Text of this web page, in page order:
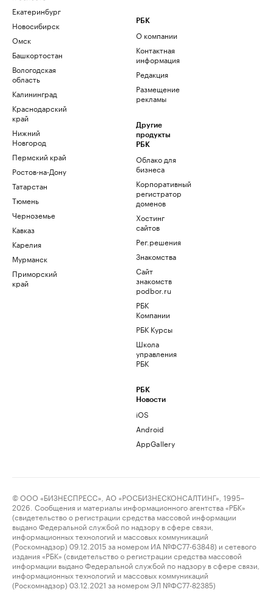
Екатеринбург
Новосибирск
Омск
Башкортостан
Вологодская
область
Калининград
Краснодарский
край
Нижний
Новгород
Пермский край
Ростов-на-Дону
Татарстан
Тюмень
Черноземье
Кавказ
Карелия
Мурманск
Приморский
край
РБК
О компании
Контактная
информация
Редакция
Размещение
рекламы
Другие
продукты
РБК
Облако для
бизнеса
Корпоративный
регистратор
доменов
Хостинг
сайтов
Рег.решения
Знакомства
Сайт
знакомств
podbor.ru
РБК
Компании
РБК Курсы
Школа
управления
РБК
РБК
Новости
iOS
Android
AppGallery
© ООО «БИЗНЕСПРЕСС», АО «РОСБИЗНЕСКОНСАЛТИНГ», 1995–
2026. Сообщения и материалы информационного агентства «РБК»
(свидетельство о регистрации средства массовой информации
выдано Федеральной службой по надзору в сфере связи,
информационных технологий и массовых коммуникаций
(Роскомнадзор) 09.12.2015 за номером ИА №ФС77-63848) и сетевого
издания «РБК» (свидетельство о регистрации средства массовой
информации выдано Федеральной службой по надзору в сфере связи,
информационных технологий и массовых коммуникаций
(Роскомнадзор) 03.12.2021 за номером ЭЛ №ФС77-82385)